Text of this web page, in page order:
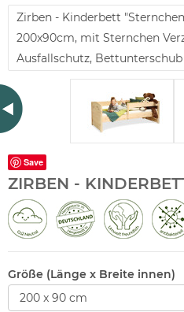
Zirben - Kinderbett
200x90cm, mit Sternchen
Ausfallschutz,
Save
ZIRBEN -
Größe (Länge x Breite innen)